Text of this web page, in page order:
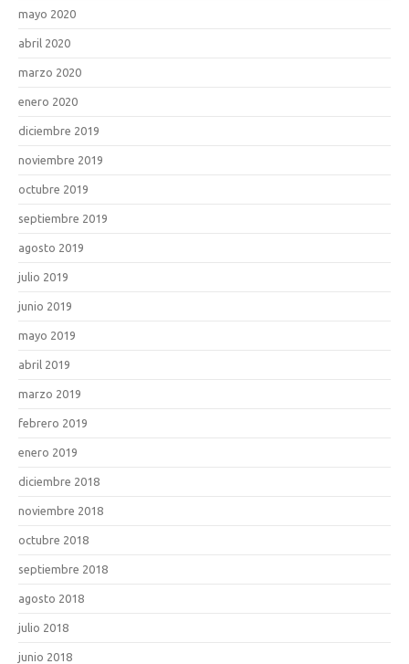
mayo 2020
abril 2020
marzo 2020
enero 2020
diciembre 2019
noviembre 2019
octubre 2019
septiembre 2019
agosto 2019
julio 2019
junio 2019
mayo 2019
abril 2019
marzo 2019
febrero 2019
enero 2019
diciembre 2018
noviembre 2018
octubre 2018
septiembre 2018
agosto 2018
julio 2018
junio 2018